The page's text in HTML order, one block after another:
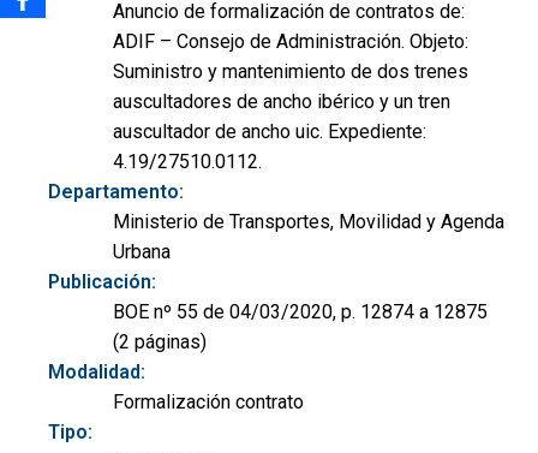
Anuncio de formalización de contratos de:
ADIF – Consejo de Administración. Objeto:
Suministro y mantenimiento de dos trenes
auscultadores de ancho ibérico y un tren
auscultador de ancho uic. Expediente:
4.19/27510.0112.
Departamento:
Ministerio de Transportes, Movilidad y Agenda
Urbana
Publicación:
BOE nº 55 de 04/03/2020, p. 12874 a 12875
(2 páginas)
Modalidad:
Formalización contrato
Tipo: